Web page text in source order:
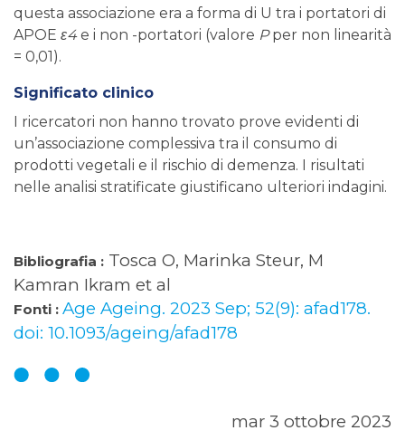
questa associazione era a forma di U tra i portatori di
APOE ε4e i non -portatori (valore Pper non linearità
= 0,01).
Significato clinico
I ricercatori non hanno trovato prove evidenti di
un’associazione complessiva tra il consumo di
prodotti vegetali e il rischio di demenza. I risultati
nelle analisi stratificate giustificano ulteriori indagini.
Bibliografia : Tosca O, Marinka Steur, M
Kamran Ikram et al
Fonti : Age Ageing. 2023 Sep; 52(9): afad178.
doi: 10.1093/ageing/afad178
mar 3 ottobre 2023